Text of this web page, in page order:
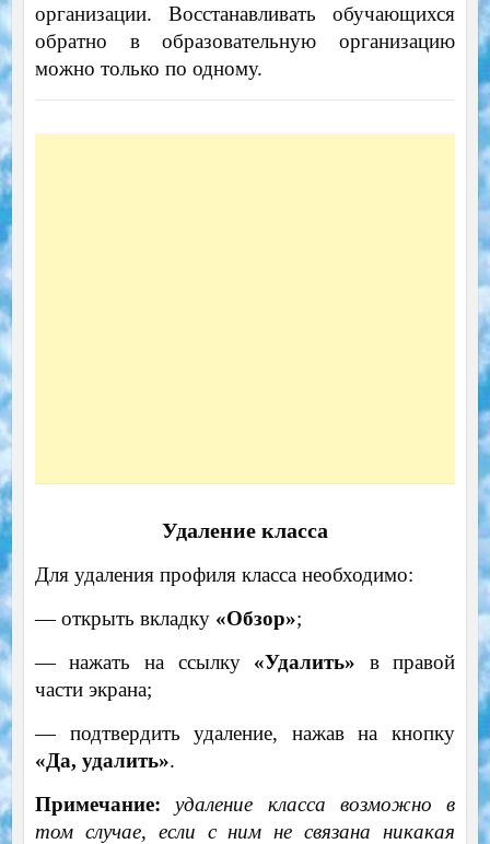
организации. Восстанавливать обучающихся
обратно в образовательную организацию
можно только по одному.
Удаление класса
Для удаления профиля класса необходимо:
— открыть вкладку «Обзор»;
— нажать на ссылку «Удалить» в правой
части экрана;
— подтвердить удаление, нажав на кнопку
«Да, удалить».
Примечание:
удаление класса возможно в
том случае, если с ним не связана никакая